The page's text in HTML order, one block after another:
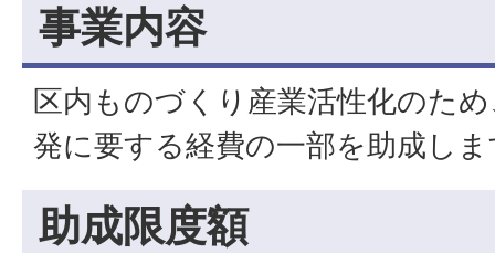
事業内容
区内ものづくり産業活性化のた
発に要する経費の一部を助成し
助成限度額